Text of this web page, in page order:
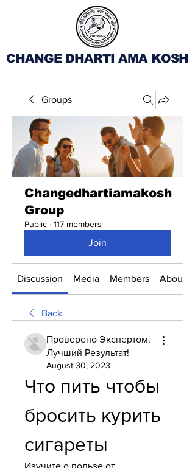
CHANGE DHARTI AMA KOSH
Groups
Changedhartiamakosh
Group
Public · 117 members
Join
Discussion Media Members About
Back
Проверено Экспертом.
Лучший Результат!
August 30, 2023
Что пить чтобы
бросить курить
сигареты
Изучите о пользе от